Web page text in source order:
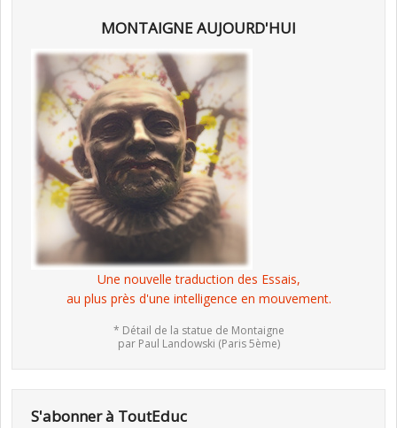
MONTAIGNE AUJOURD'HUI
Une nouvelle traduction des Essais,
au plus près d'une intelligence en mouvement.
* Détail de la statue de Montaigne
par Paul Landowski (Paris 5ème)
S'abonner à ToutEduc